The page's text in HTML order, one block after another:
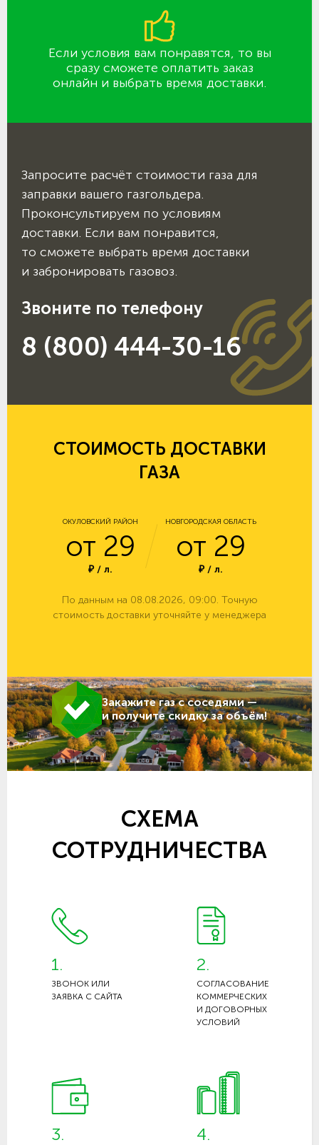
Если условия вам понравятся, то вы
сразу сможете оплатить заказ
онлайн и выбрать время доставки.
Запросите расчёт стоимости газа для
заправки вашего газгольдера.
Проконсультируем по условиям
доставки. Если вам понравится,
то сможете выбрать время доставки
и забронировать газовоз.
Звоните по телефону
8 (800) 444-30-16
СТОИМОСТЬ ДОСТАВКИ
ГАЗА
ОКУЛОВСКИЙ РАЙОН
от 29
₽ / л.
НОВГОРОДСКАЯ ОБЛАСТЬ
от 29
₽ / л.
По данным на 08.08.2026, 09:00. Точную
стоимость доставки уточняйте у менеджера
Закажите газ с соседями —
и получите скидку за объём!
СХЕМА
СОТРУДНИЧЕСТВА
1.
ЗВОНОК ИЛИ
ЗАЯВКА С САЙТА
2.
СОГЛАСОВАНИЕ
КОММЕРЧЕСКИХ
И ДОГОВОРНЫХ
УСЛОВИЙ
3. 4.